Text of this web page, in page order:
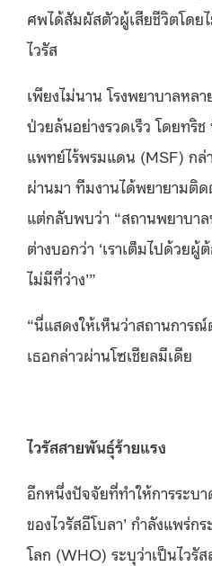
ศพได้สัมผัสตัวผู้เสียชีวิตโดย
ไวรัส
เพียงไม่นาน โรงพยาบาลหล
ป่วยล้นอย่างรวดเร็ว โดยทริ
แพทย์ไร้พรมแดน (MSF) กล่
ผ่านมา ทีมงานได้พยายามติ
แต่กลับพบว่า “สถานพยาบาล
ต่างบอกว่า ‘เราเต็มไปด้วยผู้
ไม่มีที่ว่าง’”
“นี่แสดงให้เห็นว่าสถานการ
เธอกล่าวผ่านโซเชียลมีเดีย
ไวรัสสายพันธุ์ร้ายแรง
อีกหนึ่งปัจจัยที่ทำให้การระบ
ของไวรัสอีโบลา’ กำลังแพร่ก
โลก (WHO) ระบุว่าเป็นไวรั